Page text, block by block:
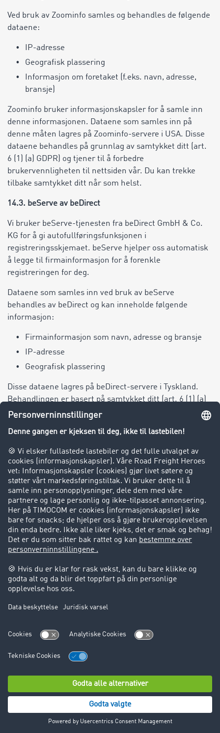
Ved bruk av Zoominfo samles og behandles de følgende
dataene:
IP-adresse
Geografisk plassering
Informasjon om foretaket (f.eks. navn, adresse,
bransje)
Zoominfo bruker informasjonskapsler for å samle inn
denne informasjonen. Dataene som samles inn på
denne måten lagres på Zoominfo-servere i USA. Disse
dataene behandles på grunnlag av samtykket ditt (art.
6 (1) (a) GDPR) og tjener til å forbedre
brukervennligheten til nettsiden vår. Du kan trekke
tilbake samtykket ditt når som helst.
14.3. beServe av beDirect
Vi bruker beServe-tjenesten fra beDirect GmbH & Co.
KG for å gi autofullføringsfunksjonen i
registreringsskjemaet. beServe hjelper oss automatisk
å legge til firmainformasjon for å forenkle
registreringen for deg.
Dataene som samles inn ved bruk av beServe
behandles av beDirect og kan inneholde følgende
informasjon:
Firmainformasjon som navn, adresse og bransje
IP-adresse
Geografisk plassering
Disse dataene lagres på beDirect-servere i Tyskland.
Behandlingen er basert på samtykket ditt (art. 6 (1) (a)
GDPR) og tjener til å forbedre brukervennligheten til
som helst.
14.4. Ibexa CDP by Raptor
Vi bruker Customer Data Platform (CDP) Raptor fra
Ibexa GmbH for sentral innsamling og administrasjon
av kundedata. Ibexa CDP gjør oss i stand til å analysere
og optimalisere markedsføringsstrategiene våre og
kundeservicen vår.
Følgende data behandles:
Kontaktinformasjon (f.eks. navn, e-postadresse,
telefonnummer)
Firmainformasjon (f.eks. firmanavn, adresser)
Bruksdata (f.eks. interaksjoner på nettsiden,
Eventuelle samtykker og preferanser
Disse opplysningene behandles på følgende juridiske
Oppfyllelse av kontrakten og pre-kontraktuelle
tiltak (art. 6 (1) (b) GDPR)
Legitime interesser i forretningsutvikling og
markedsføringsoptimalisering (art. 6 (1) (f) GDPR)